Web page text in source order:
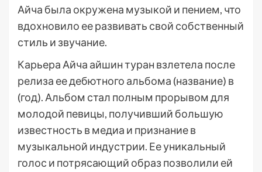
Айча была окружена музыкой и пением, что
вдохновило ее развивать свой собственный
стиль и звучание.
Карьера Айча айшин туран взлетела после
релиза ее дебютного альбома (название) в
(год). Альбом стал полным прорывом для
молодой певицы, получивший большую
известность в медиа и признание в
музыкальной индустрии. Ее уникальный
голос и потрясающий образ позволили ей